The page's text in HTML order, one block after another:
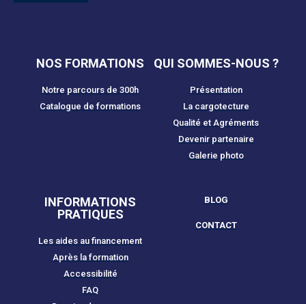
NOS FORMATIONS
Notre parcours de 300h
Catalogue de formations
QUI SOMMES-NOUS ?
Présentation
La cargotecture
Qualité et Agréments
Devenir partenaire
Galerie photo
INFORMATIONS
PRATIQUES
Les aides au financement
Après la formation
Accessibilité
FAQ
BLOG
CONTACT